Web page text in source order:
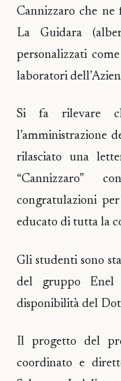
Cannizzaro che
La Guidara
personalizzati
laboratori
Si fa rilevare
l’amministrazione
rilasciato una
“Cannizzaro”
congratulazioni
educato di tutta la
Gli studenti sono
del gruppo Enel
disponibilità del
Il progetto del
coordinato e